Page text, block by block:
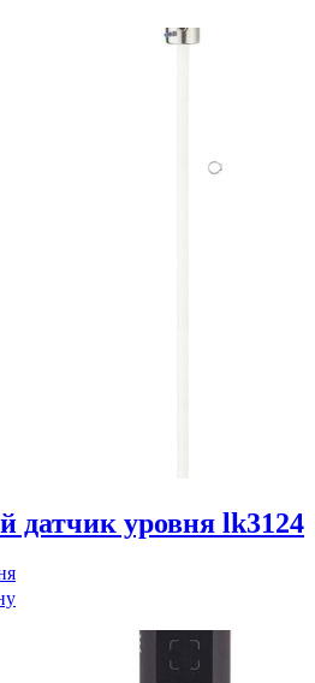
датчик уровня lk3124